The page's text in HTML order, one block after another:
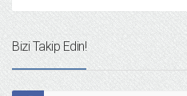
Bizi Takip Edin!